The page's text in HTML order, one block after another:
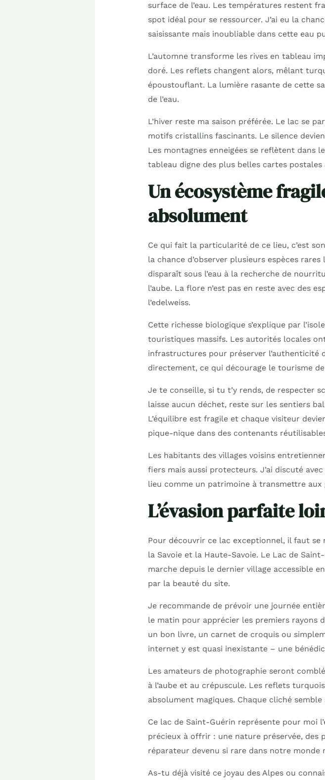
surface de l’eau. Les températures restent
spot idéal pour se ressourcer. J’ai eu la
saisissante mais inoubliable dans cette eau
L’automne transforme les rives en tableau
doré. Les reflets changent alors, mêlant
époustouflant. La lumière rasante de cette
de l’eau.
L’hiver reste ma saison préférée. Le lac se
motifs cristallins fascinants. Le silence
Les montagnes enneigées se reflètent dans
tableau digne des plus belles cartes postales
Un écosystème
absolument
Ce qui fait la particularité de ce lieu, c’est
la chance d’observer plusieurs espèces
disparaît sous l’eau à la recherche de
l’aube. La flore n’est pas en reste avec des
l’edelweiss.
Cette richesse biologique s’explique par
touristiques massifs. Les autorités locales
infrastructures pour préserver l’authenticité
directement, ce qui décourage le tourisme de
Je te conseille, si tu t’y rends, de respecter
laisse aucun déchet, reste sur les sentiers
L’équilibre est fragile et chaque visiteur
pique-nique dans des contenants
Les habitants des villages voisins
fiers mais aussi protecteurs. J’ai discuté
lieu comme un patrimoine à transmettre aux
L’évasion parfaite
Pour découvrir ce lac exceptionnel, il faut
la Savoie et la Haute-Savoie. Le Lac de
marche depuis le dernier village accessible
par la beauté du site.
Je recommande de prévoir une journée
le matin pour apprécier les premiers rayons
un bon livre, un carnet de croquis ou
internet y est quasi inexistante – une
Les amateurs de photographie seront
à l’aube et au crépuscule. Les reflets
absolument magiques. Chaque cliché
Ce lac de Saint-Guérin représente pour moi
précieux à offrir : une nature préservée, des
réparateur devenu si rare dans notre monde
As-tu déjà visité ce joyau des Alpes ou